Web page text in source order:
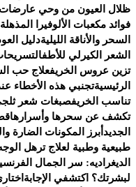
ظلال العيون من وحي عارضات
فوائد مكعبات الألوفيرا المذهلة
السحر والأناقة الليليةدليل
الشعر الكيرلي للأطفال
تزين عروس الخريفعلاج حب
الرئيسيةتجنبي هذه الأخطاء
تناسب الخريفصبغات شعر
تكشف عن سحرها وأسرارها
الجديد أبرز المكونات الضارة
طبيعية وطبية لعلاج ترهل
الديغراديه: سر الجمال الفرنسي
لبشرتك؟ اكتشفي الإجابة